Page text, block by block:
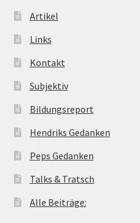
Artikel
Links
Kontakt
Subjektiv
Bildungsreport
Hendriks Gedanken
Peps Gedanken
Talks & Tratsch
Alle Beiträge: